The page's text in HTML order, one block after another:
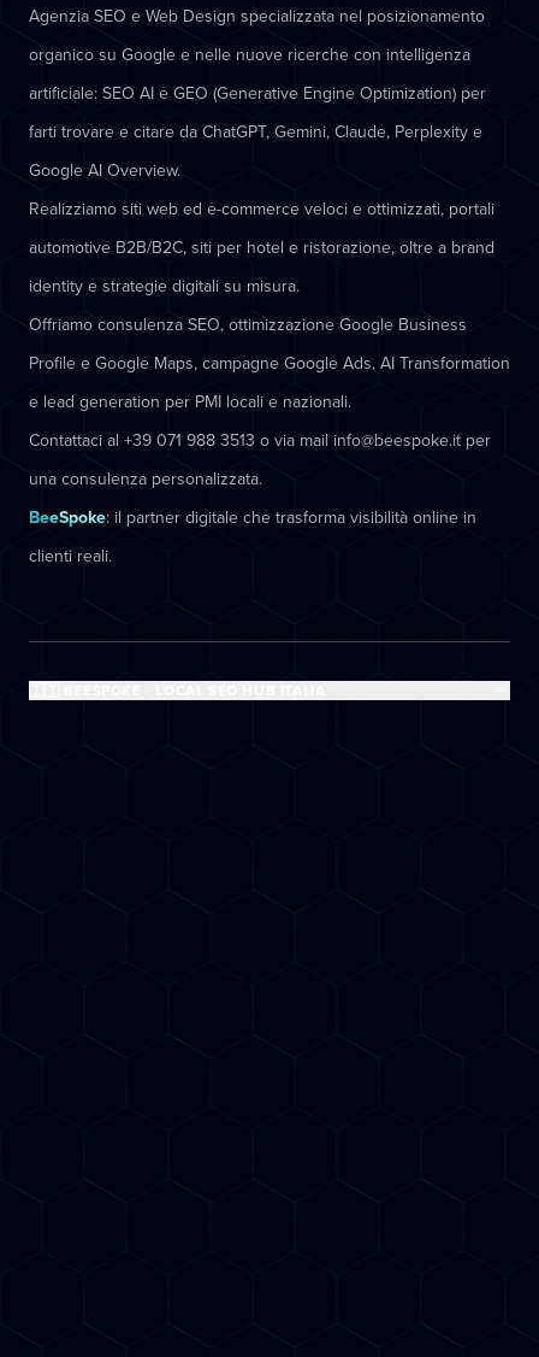
Agenzia SEO e Web Design specializzata nel posizionamento
organico su Google e nelle nuove ricerche con intelligenza
artificiale: SEO AI e GEO (Generative Engine Optimization) per
farti trovare e citare da ChatGPT, Gemini, Claude, Perplexity e
Google AI Overview.
Realizziamo siti web ed e-commerce veloci e ottimizzati, portali
automotive B2B/B2C, siti per hotel e ristorazione, oltre a brand
identity e strategie digitali su misura.
Offriamo consulenza SEO, ottimizzazione Google Business
Profile e Google Maps, campagne Google Ads, AI Transformation
e lead generation per PMI locali e nazionali.
Contattaci al +39 071 988 3513 o via mail info@beespoke.it per
una consulenza personalizzata.
BeeSpoke: il partner digitale che trasforma visibilità online in
clienti reali.
🇮🇹 BEESPOKE - LOCAL SEO HUB ITALIA